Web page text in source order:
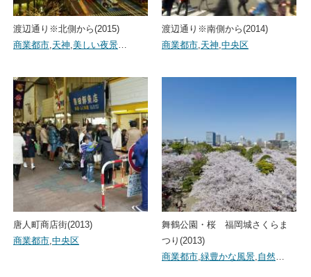
渡辺通り※北側から(2015)
商業都市,天神,美しい夜景…
渡辺通り※南側から(2014)
商業都市,天神,中央区
唐人町商店街(2013)
商業都市,中央区
舞鶴公園・桜 福岡城さくらま
つり(2013)
商業都市,緑豊かな風景,自然…